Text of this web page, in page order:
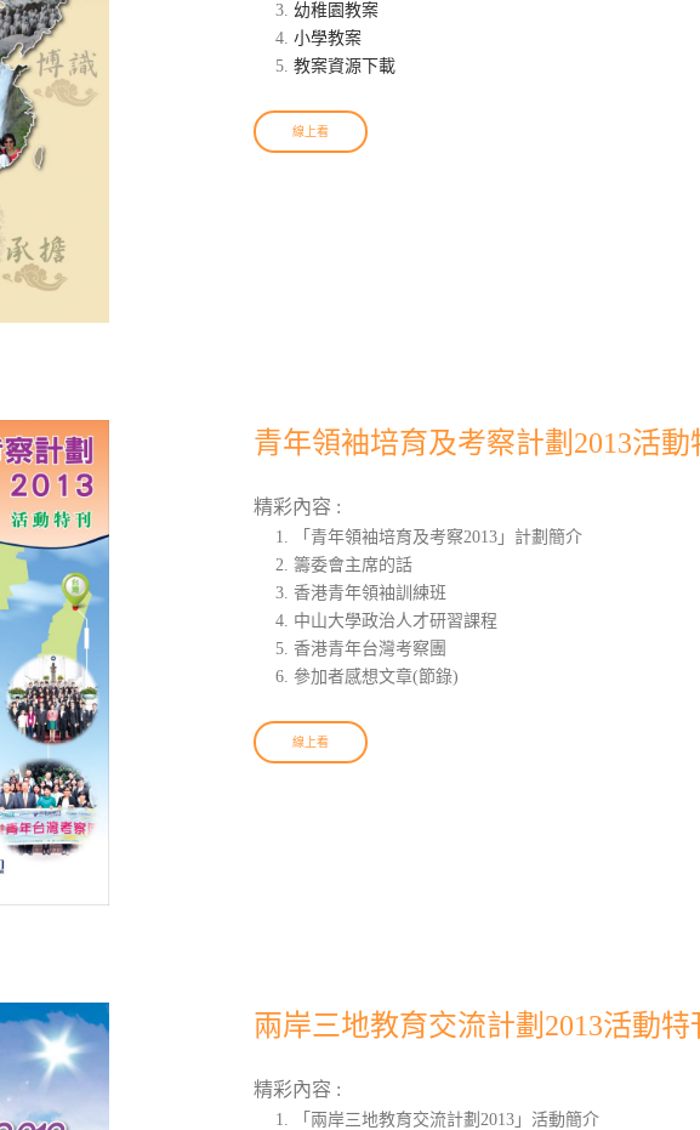
幼稚園教案
小學教案
教案資源下載
線上看
青年領袖培育及考察計劃2013活動
精彩內容 :
「青年領袖培育及考察2013」計劃簡介
籌委會主席的話
香港青年領袖訓練班
中山大學政治人才研習課程
香港青年台灣考察團
參加者感想文章(節錄)
線上看
兩岸三地教育交流計劃2013活動特
精彩內容 :
「兩岸三地教育交流計劃2013」活動簡介